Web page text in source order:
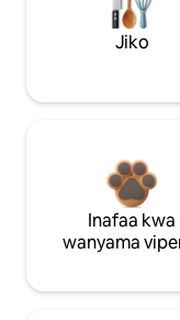
Jiko
Inafaa kwa
wanyama